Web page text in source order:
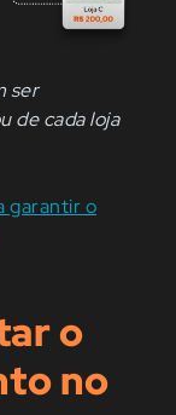
ser
de cada loja
garantir o
o
no